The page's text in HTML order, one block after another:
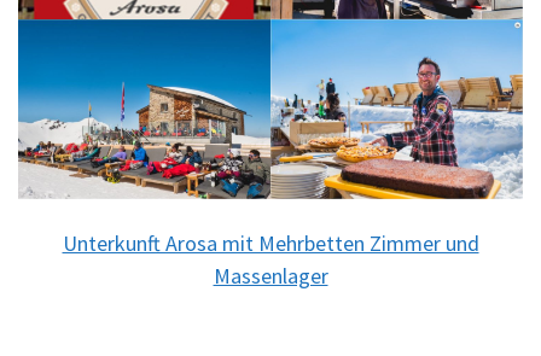
Unterkunft Arosa mit Mehrbetten Zimmer und
Massenlager